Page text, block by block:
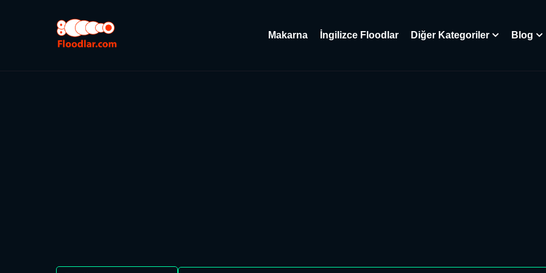
Makarna İngilizce Floodlar Diğer Kategoriler Blog